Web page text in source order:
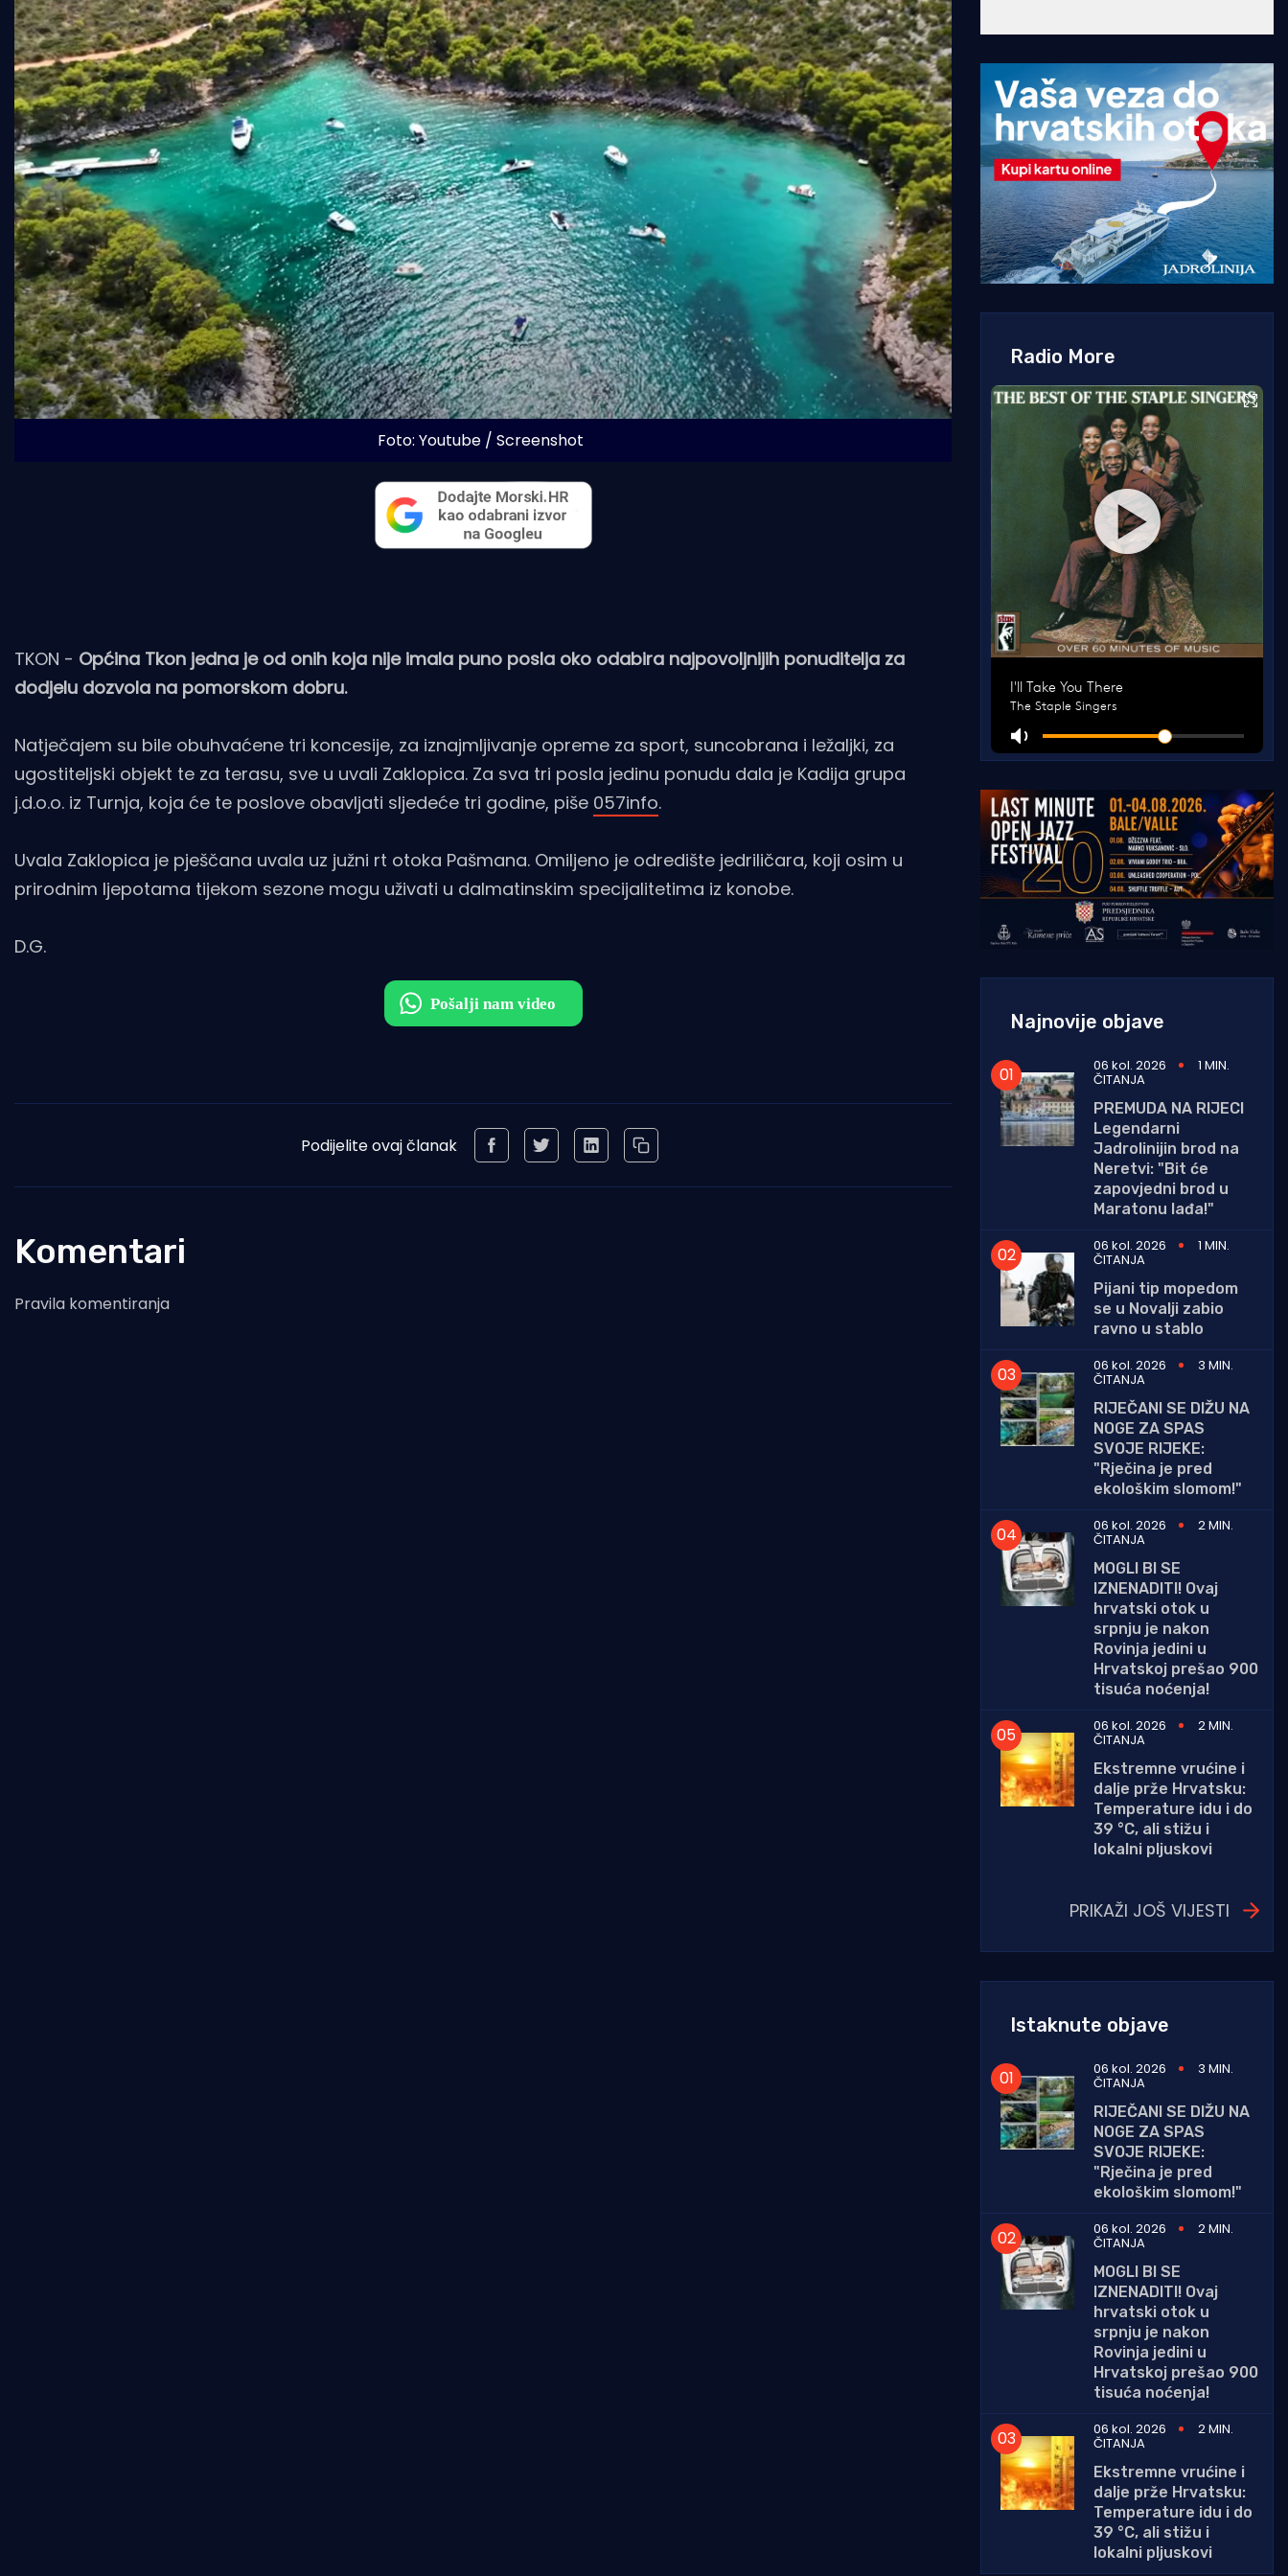
Foto: Youtube / Screenshot
TKON - Općina Tkon jedna je od onih koja nije imala puno posla oko odabira najpovoljnijih ponuditelja za
dodjelu dozvola na pomorskom dobru.
Natječajem su bile obuhvaćene tri koncesije, za iznajmljivanje opreme za sport, suncobrana i ležaljki, za
ugostiteljski objekt te za terasu, sve u uvali Zaklopica. Za sva tri posla jedinu ponudu dala je Kadija grupa
j.d.o.o. iz Turnja, koja će te poslove obavljati sljedeće tri godine, piše 057info.
Uvala Zaklopica je pješčana uvala uz južni rt otoka Pašmana. Omiljeno je odredište jedriličara, koji osim u
prirodnim ljepotama tijekom sezone mogu uživati u dalmatinskim specijalitetima iz konobe.
D.G.
Podijelite ovaj članak
Komentari
Pravila komentiranja
Radio More
Najnovije objave
06 kol. 2026 1 MIN.
ČITANJA
PREMUDA NA RIJECI
Legendarni
Jadrolinijin brod na
Neretvi: "Bit će
zapovjedni brod u
Maratonu lađa!"
06 kol. 2026
1 MIN.
ČITANJA
Pijani tip mopedom
se u Novalji zabio
ravno u stablo
06 kol. 2026
3 MIN.
ČITANJA
RIJEČANI SE DIŽU NA
NOGE ZA SPAS
SVOJE RIJEKE:
"Rječina je pred
ekološkim slomom!"
06 kol. 2026
2 MIN.
ČITANJA
MOGLI BI SE
IZNENADITI! Ovaj
hrvatski otok u
srpnju je nakon
Rovinja jedini u
Hrvatskoj prešao 900
tisuća noćenja!
06 kol. 2026
2 MIN.
ČITANJA
Ekstremne vrućine i
dalje prže Hrvatsku:
Temperature idu i do
39 °C, ali stižu i
lokalni pljuskovi
PRIKAŽI JOŠ VIJESTI
Istaknute objave
06 kol. 2026 3 MIN.
ČITANJA
RIJEČANI SE DIŽU NA
NOGE ZA SPAS
SVOJE RIJEKE:
"Rječina je pred
ekološkim slomom!"
06 kol. 2026
2 MIN.
ČITANJA
MOGLI BI SE
IZNENADITI! Ovaj
hrvatski otok u
srpnju je nakon
Rovinja jedini u
Hrvatskoj prešao 900
tisuća noćenja!
06 kol. 2026
2 MIN.
ČITANJA
Ekstremne vrućine i
dalje prže Hrvatsku:
Temperature idu i do
39 °C, ali stižu i
lokalni pljuskovi